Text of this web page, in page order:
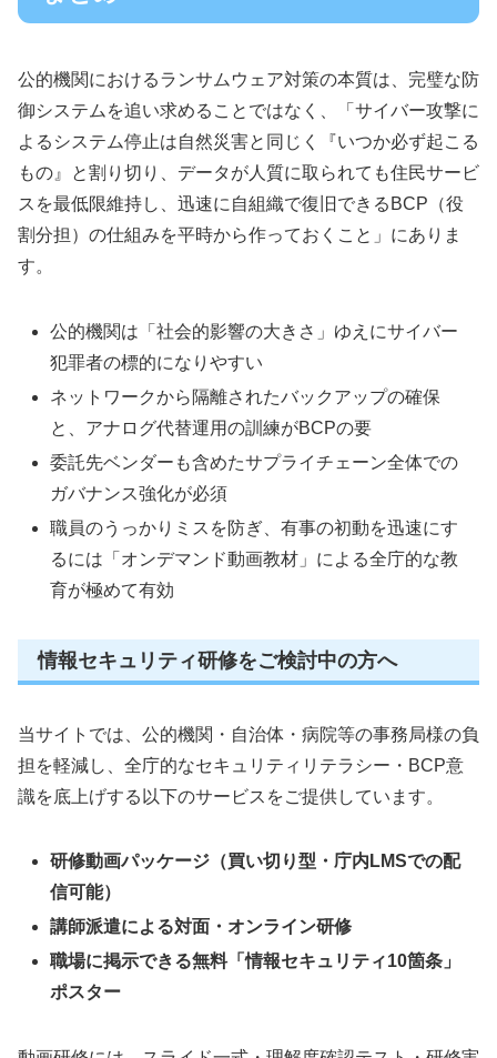
公的機関におけるランサムウェア対策の本質は、完璧な防
御システムを追い求めることではなく、「サイバー攻撃に
よるシステム停止は自然災害と同じく『いつか必ず起こる
もの』と割り切り、データが人質に取られても住民サービ
スを最低限維持し、迅速に自組織で復旧できるBCP（役
割分担）の仕組みを平時から作っておくこと」にありま
す。
公的機関は「社会的影響の大きさ」ゆえにサイバー
犯罪者の標的になりやすい
ネットワークから隔離されたバックアップの確保
と、アナログ代替運用の訓練がBCPの要
委託先ベンダーも含めたサプライチェーン全体での
ガバナンス強化が必須
職員のうっかりミスを防ぎ、有事の初動を迅速にす
るには「オンデマンド動画教材」による全庁的な教
育が極めて有効
情報セキュリティ研修をご検討中の方へ
当サイトでは、公的機関・自治体・病院等の事務局様の負
担を軽減し、全庁的なセキュリティリテラシー・BCP意
識を底上げする以下のサービスをご提供しています。
研修動画パッケージ（買い切り型・庁内LMSでの配
信可能）
講師派遣による対面・オンライン研修
職場に掲示できる無料「情報セキュリティ10箇条」
ポスター